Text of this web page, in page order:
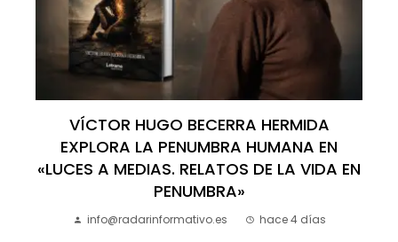
VÍCTOR HUGO BECERRA HERMIDA
EXPLORA LA PENUMBRA HUMANA EN
«LUCES A MEDIAS. RELATOS DE LA VIDA EN
PENUMBRA»
info@radarinformativo.es hace 4 días